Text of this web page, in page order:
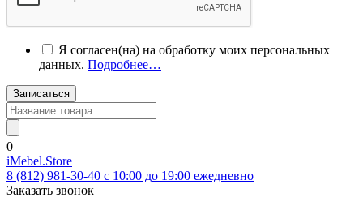
Я согласен(на) на обработку моих персональных
данных. Подробнее…
Записаться
0
iMebel.Store
8 (812) 981-30-40 c 10:00 до 19:00 ежедневно
Заказать звонок